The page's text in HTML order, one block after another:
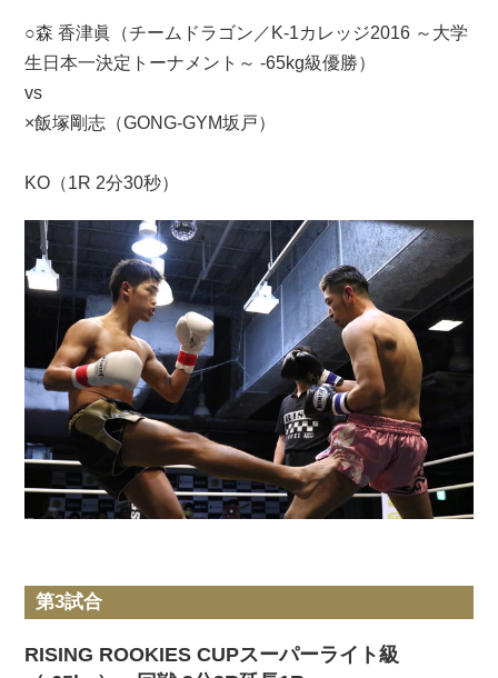
○森 香津眞（チームドラゴン／K-1カレッジ2016 ～大学
生日本一決定トーナメント～ -65kg級優勝）
vs
×飯塚剛志（GONG-GYM坂戸）
KO（1R 2分30秒）
第3試合
RISING ROOKIES CUPスーパーライト級